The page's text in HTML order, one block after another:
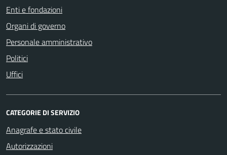
Enti e fondazioni
Organi di governo
Personale amministrativo
Politici
Uffici
CATEGORIE DI SERVIZIO
Anagrafe e stato civile
Autorizzazioni